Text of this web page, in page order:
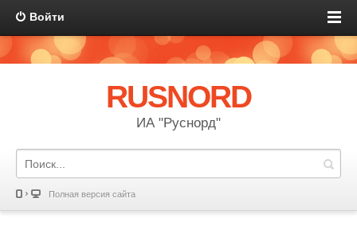
Войти
RUSNORD
ИА "Руснорд"
Полная версия сайта